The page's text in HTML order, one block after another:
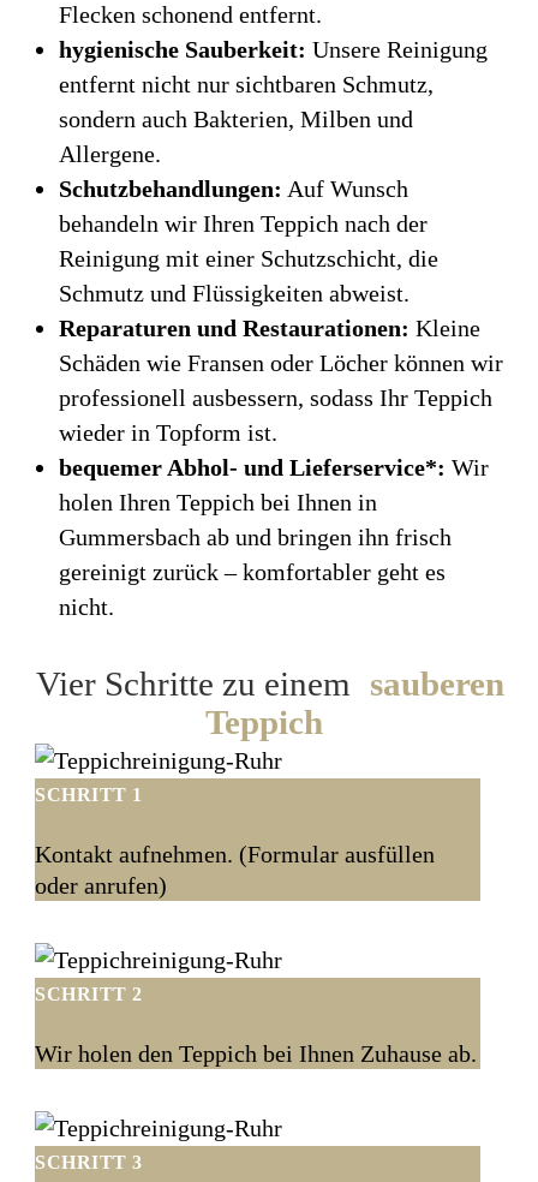
Flecken schonend entfernt.
hygienische Sauberkeit: Unsere Reinigung
entfernt nicht nur sichtbaren Schmutz,
sondern auch Bakterien, Milben und
Allergene.
Schutzbehandlungen: Auf Wunsch
behandeln wir Ihren Teppich nach der
Reinigung mit einer Schutzschicht, die
Schmutz und Flüssigkeiten abweist.
Reparaturen und Restaurationen: Kleine
Schäden wie Fransen oder Löcher können wir
professionell ausbessern, sodass Ihr Teppich
wieder in Topform ist.
bequemer Abhol- und Lieferservice*: Wir
holen Ihren Teppich bei Ihnen in
Gummersbach ab und bringen ihn frisch
gereinigt zurück – komfortabler geht es
nicht.
Vier Schritte zu einem sauberen
Teppich
SCHRITT 1
Kontakt aufnehmen. (Formular ausfüllen
oder anrufen)
SCHRITT 2
Wir holen den Teppich bei Ihnen Zuhause ab.
SCHRITT 3